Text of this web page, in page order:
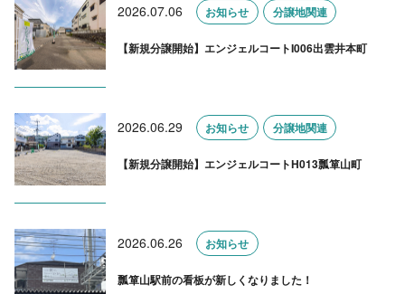
2026.07.06 お知らせ 分譲地関連
【新規分譲開始】エンジェルコートI006出雲井本町
2026.06.29 お知らせ 分譲地関連
【新規分譲開始】エンジェルコートH013瓢箪山町
2026.06.26 お知らせ
瓢箪山駅前の看板が新しくなりました！